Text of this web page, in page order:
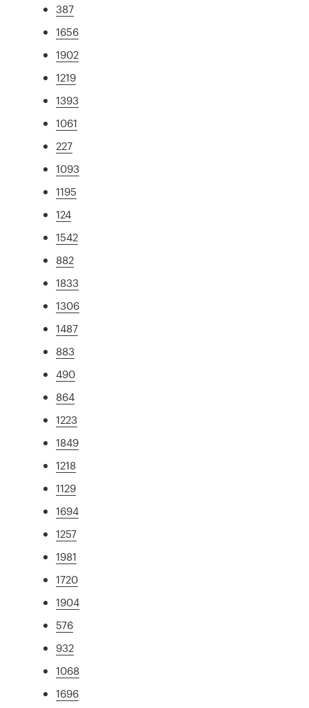
387
1656
1902
1219
1393
1061
227
1093
1195
124
1542
882
1833
1306
1487
883
490
864
1223
1849
1218
1129
1694
1257
1981
1720
1904
576
932
1068
1696